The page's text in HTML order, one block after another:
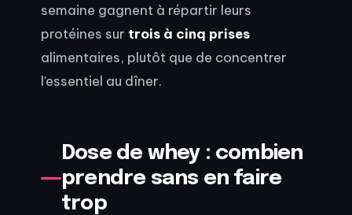
semaine gagnent à répartir leurs
protéines sur trois à cinq prises
alimentaires, plutôt que de concentrer
l’essentiel au dîner.
Dose de whey : combien
prendre sans en faire
trop